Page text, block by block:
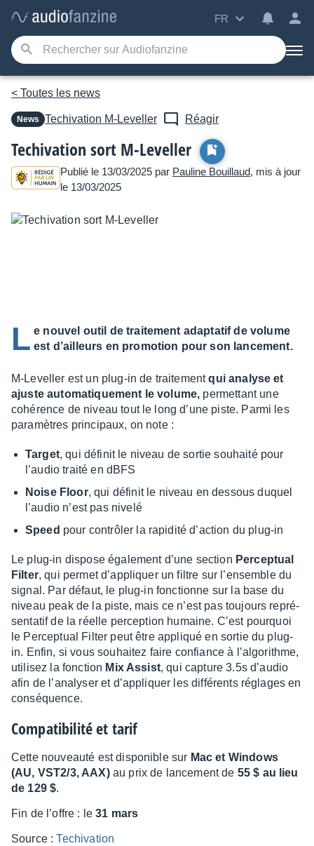
FR
< Toutes les news
News Techivation M-Leveller Réagir
Techivation sort M-Leveller
Publié le 13/03/2025 par Pauline Bouillaud, mis à jour
le 13/03/2025
L e nouvel outil de traitement adaptatif de volume
est d’ailleurs en promotion pour son lancement.
M-Level­ler est un plug-in de trai­te­mentqui analyse et
ajuste auto­ma­tique­ment le volume, permet­tant une
cohé­rence de niveau tout le long d’une piste. Parmi les
para­mètres prin­ci­paux, on note :
Target, qui défi­nit le niveau de sortie souhaité pour
l’au­dio traité en dBFS
Noise Floor, qui défi­nit le niveau en dessous duquel
l’au­dio n’est pas nivelé
Speed pour contrô­ler la rapi­dité d’ac­tion du plug-in
Le plug-in dispose égale­ment d’une section Percep­tual
Filter, qui permet d’ap­pliquer un filtre sur l’en­semble du
signal. Par défaut, le plug-in fonc­tionne sur la base du
niveau peak de la piste, mais ce n’est pas toujours repré­
sen­ta­tif de la réelle percep­tion humaine. C’est pourquoi
le Percep­tual Filter peut être appliqué en sortie du plug-
in. Enfin, si vous souhai­tez faire confiance à l’al­go­rithme,
utili­sez la fonc­tion Mix Assist, qui capture 3.5s d’au­dio
afin de l’ana­ly­ser et d’ap­pliquer les diffé­rents réglages en
consé­quence.
Compa­ti­bi­lité et tarif
Cette nouveauté est dispo­nible sur Mac et Windows
(AU, VST2/3, AAX)au prix de lance­ment de 55 $ au lieu
de 129 $.
Fin de l’offre : le31 mars
Source :Techi­va­tion